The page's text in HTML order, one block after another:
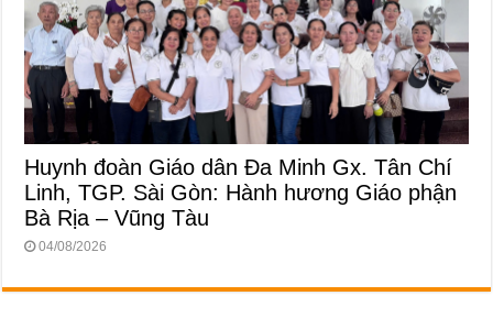
Huynh đoàn Giáo dân Đa Minh Gx. Tân Chí
Linh, TGP. Sài Gòn: Hành hương Giáo phận
Bà Rịa – Vũng Tàu
04/08/2026